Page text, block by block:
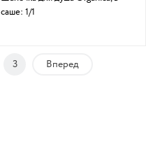
саше: 1/1
3 Вперед